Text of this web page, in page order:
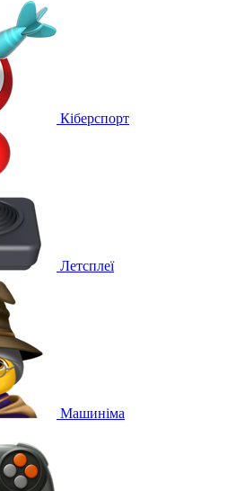
Кіберспорт
Летсплеї
Машиніма